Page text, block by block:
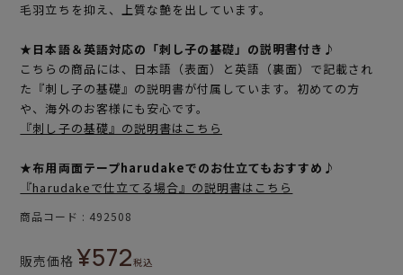
毛羽立ちを抑え、上質な艶を出しています。
★日本語＆英語対応の「刺し子の基礎」の説明書付き♪
こちらの商品には、日本語（表面）と英語（裏面）で記載され
た『刺し子の基礎』の説明書が付属しています。初めての方
や、海外のお客様にも安心です。
『刺し子の基礎』の説明書はこちら
★布用両面テープharudakeでのお仕立てもおすすめ♪
『harudakeで仕立てる場合』の説明書はこちら
商品コード 492508
販売価格 ¥572税込